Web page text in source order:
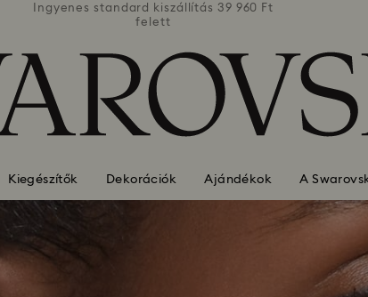
Ingyenes standard kiszállítás 39 960 Ft
felett
Ingyenes
Kiegészítők Dekorációk Ajándékok A